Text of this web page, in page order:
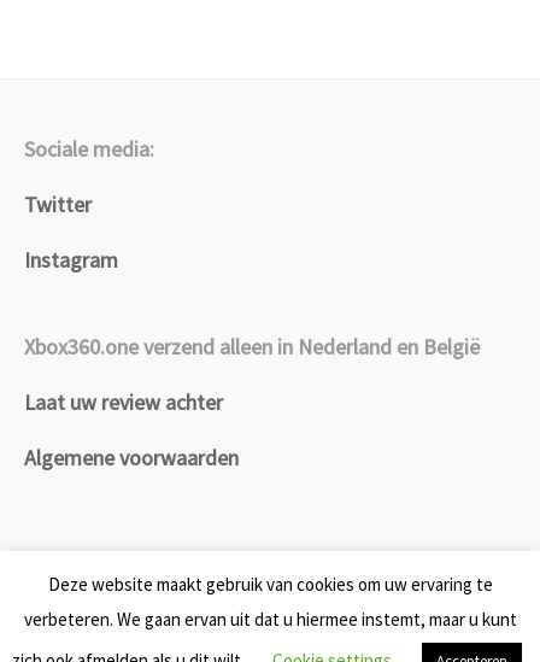
Sociale media:
Twitter
Instagram
Xbox360.one verzend alleen in Nederland en België
Laat uw review achter
Algemene voorwaarden
©2026 Xbox360.one
Deze website maakt gebruik van cookies om uw ervaring te
verbeteren. We gaan ervan uit dat u hiermee instemt, maar u kunt